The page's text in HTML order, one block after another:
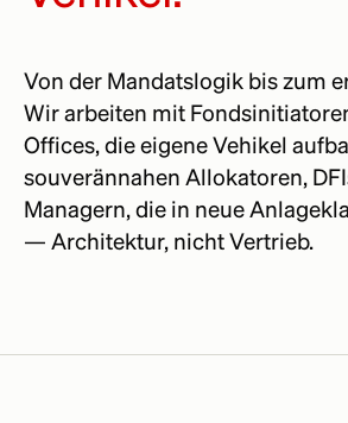
Von der Mandatslogik bis zum
Wir arbeiten mit
Offices, die eigene Vehikel
souverännahen Allokatoren,
Managern, die in neue
— Architektur, nicht Vertrieb.